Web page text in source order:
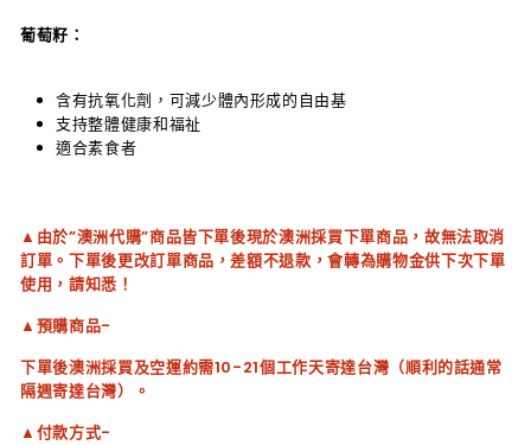
葡萄籽：
含有抗氧化劑，可減少體內形成的自由基
支持整體健康和福祉
適合素食者
▲由於”澳洲代購”商品皆下單後現於澳洲採買下單商品，故無法取消
訂單。下單後更改訂單商品，差額不退款，會轉為購物金供下次下單
使用，請知悉！
▲預購商品-
下單後澳洲採買及空運約需10-21個工作天寄達台灣（順利的話通常
隔週寄達台灣）。
▲付款方式-